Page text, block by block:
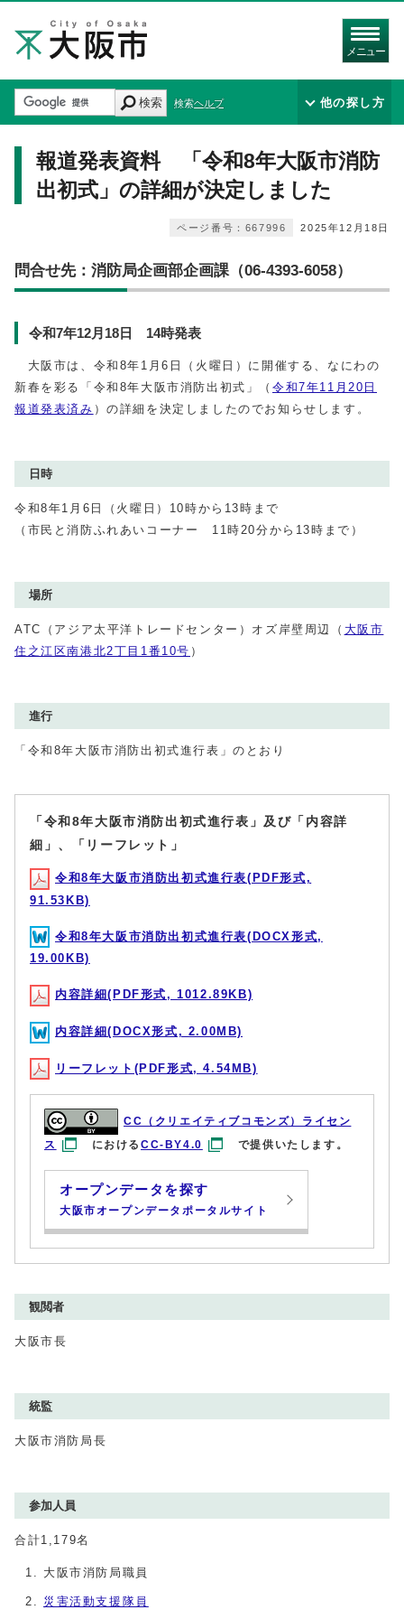
メニュー
検索 検索ヘルプ 他の探し方
報道発表資料 「令和8年大阪市消防
出初式」の詳細が決定しました
2025年12月18日
ページ番号：667996
問合せ先：消防局企画部企画課（06-4393-6058）
令和7年12月18日 14時発表
大阪市は、令和8年1月6日（火曜日）に開催する、なにわの
新春を彩る「令和8年大阪市消防出初式」（ 令和7年11月20日
報道発表済み ）の詳細を決定しましたのでお知らせします。
日時
令和8年1月6日（火曜日）10時から13時まで
（市民と消防ふれあいコーナー 11時20分から13時まで）
場所
ATC（アジア太平洋トレードセンター）オズ岸壁周辺（ 大阪市
住之江区南港北2丁目1番10号 ）
進行
「令和8年大阪市消防出初式進行表」のとおり
「令和8年大阪市消防出初式進行表」及び「内容詳
細」、「リーフレット」
令和8年大阪市消防出初式進行表(PDF形式,
91.53KB)
令和8年大阪市消防出初式進行表(DOCX形式,
19.00KB)
内容詳細(PDF形式, 1012.89KB)
内容詳細(DOCX形式, 2.00MB)
リーフレット(PDF形式, 4.54MB)
CC（クリエイティブコモンズ）ライセン
ス
におけるCC-BY4.0 で提供いたします。
オープンデータを探す
大阪市オープンデータポータルサイト
観閲者
大阪市長
統監
大阪市消防局長
参加人員
合計1,179名
大阪市消防局職員
災害活動支援隊員